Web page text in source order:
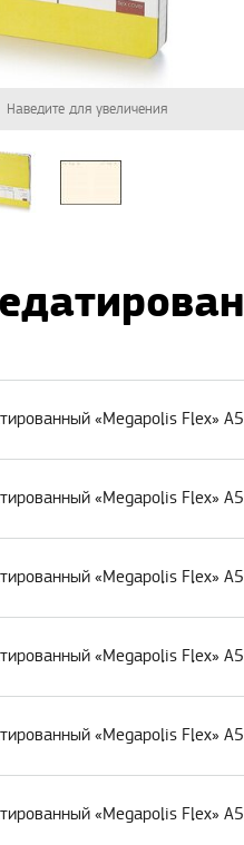
Наведите для увеличения
«Megapolis Flex»
«Megapolis Flex»
«Megapolis Flex»
«Megapolis Flex»
«Megapolis Flex»
«Megapolis Flex»